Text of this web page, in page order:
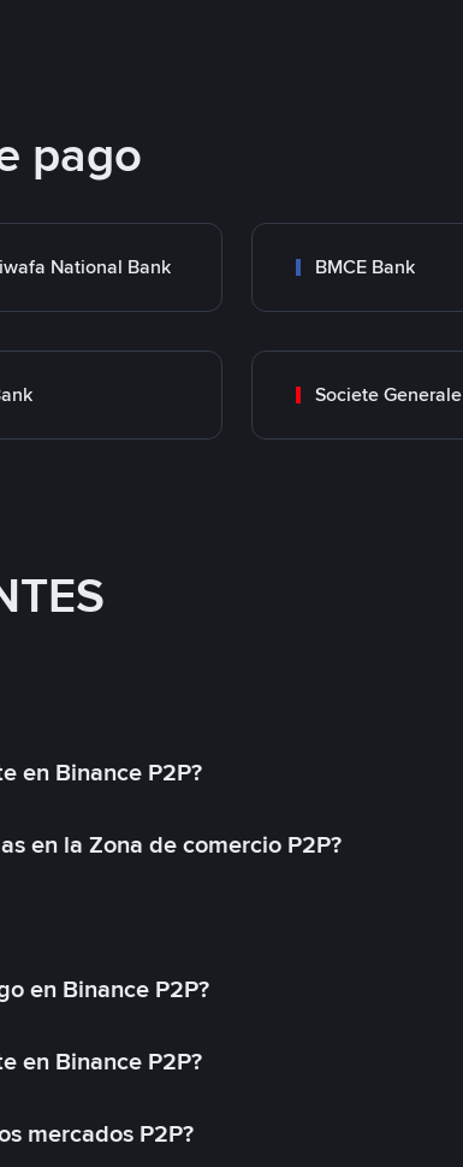
pago
National Bank BMCE Bank
Societe Generale
en Binance P2P?
en la Zona de comercio P2P?
en Binance P2P?
en Binance P2P?
mercados P2P?